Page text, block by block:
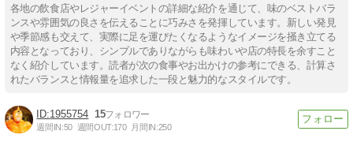
各地の飲食店やレジャーイベントの詳細な紹介を通じて、味のベストバラ
ンスや雰囲気の良さを伝えることに巧みさを発揮しています。新しい発見
や季節感も交えて、実際に足を運びたくなるようなイメージを掻き立てる
内容となっており、シンプルでありながらも味わいや店の特長を余すこと
なく紹介しています。読者が次の食事やお出かけの参考にできる、計算さ
れたバランスと情報量を追求した一段と魅力的なスタイルです。
1955754 15
週間IN:50 週間OUT:170 月間IN:250